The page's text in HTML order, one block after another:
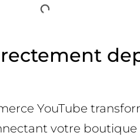
YouTube
votre